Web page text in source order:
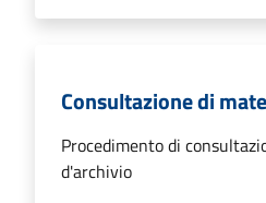
Consultazione di
Procedimento di
d'archivio